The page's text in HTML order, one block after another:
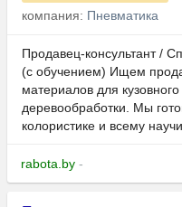
компания: Пневматика
Продавец-консультант /
(с обучением) Ищем
материалов для
деревообработки. Мы
колористике и всему
rabota.by -